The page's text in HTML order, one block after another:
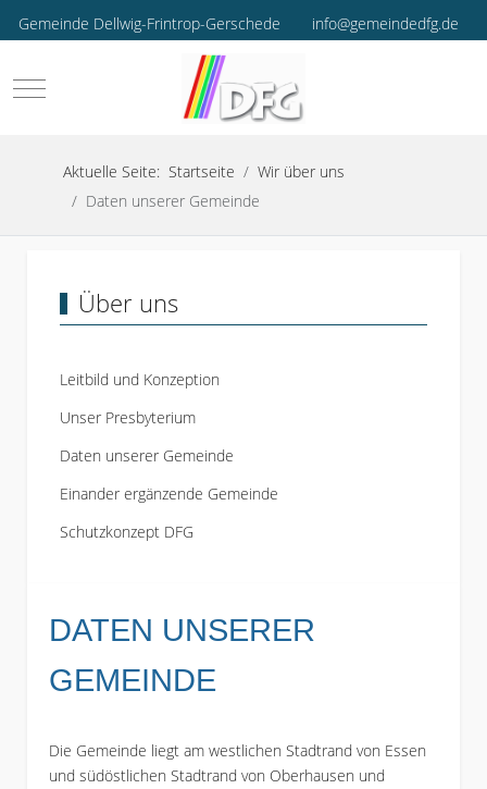
Gemeinde Dellwig-Frintrop-Gerschede info@gemeindedfg.de
Mobile Menu Toggle
Aktuelle Seite: Startseite
Wir über uns
Daten unserer Gemeinde
Über uns
Leitbild und Konzeption
Unser Presbyterium
Daten unserer Gemeinde
Einander ergänzende Gemeinde
Schutzkonzept DFG
DATEN UNSERER
GEMEINDE
Die Gemeinde liegt am westlichen Stadtrand von Essen
und südöstlichen Stadtrand von Oberhausen und